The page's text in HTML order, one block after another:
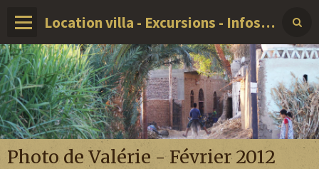
Location villa - Excursions - Infos sur LOUXOR - EGYPTE
Photo de Valérie - Février 2012